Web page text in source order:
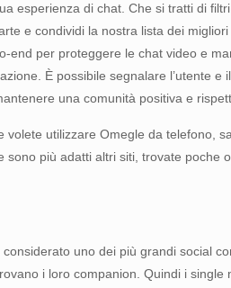
esperienza di chat. Che si tratti di
e condividi la nostra lista dei
per proteggere le chat video e
È possibile segnalare l’utente e
una comunità positiva e
utilizzare Omegle da telefono,
più adatti altri siti, trovate poche
uno dei più grandi social
i loro companion. Quindi i